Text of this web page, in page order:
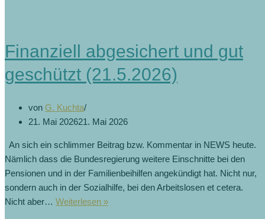
des
Finanziell abgesichert und gut
geschützt (21.5.2026)
von G. Kuchta
21. Mai 202621. Mai 2026
An sich ein schlimmer Beitrag bzw. Kommentar in NEWS heute.
Nämlich dass die Bundesregierung weitere Einschnitte bei den
Pensionen und in der Familienbeihilfen angekündigt hat. Nicht nur,
sondern auch in der Sozialhilfe, bei den Arbeitslosen et cetera.
Nicht aber… Weiterlesen »Finanziell